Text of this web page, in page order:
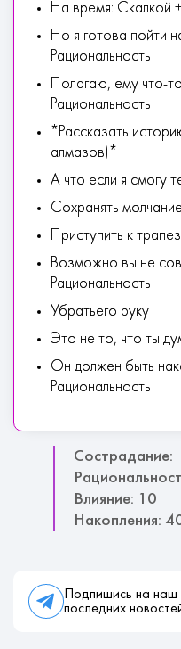
На время: Скалкой
Но я готова пойти
Рациональность
Полагаю, ему что-
Рациональность
*Рассказать
алмазов)*
А что если я смогу
Сохранять молчание
Приступить к
Возможно вы не
Рациональность
Убратьего руку
Это не то, что ты
Он должен быть
Рациональность
Сострадание:
Влияние: 10
Накопления:
Подпишись на наш
последних